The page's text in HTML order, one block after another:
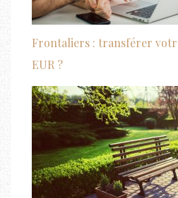
Frontaliers : transférer
EUR ?